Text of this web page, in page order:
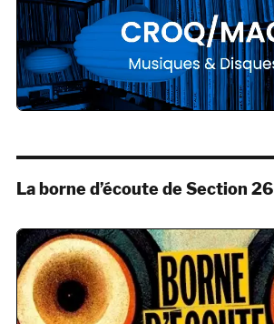
La borne d’écoute de Section 26